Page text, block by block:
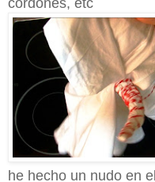
he hecho un nudo en